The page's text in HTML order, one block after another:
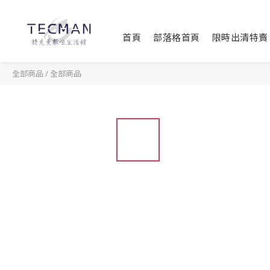
首頁 部落格首頁 限時出清特賣
全部商品 / 全部商品